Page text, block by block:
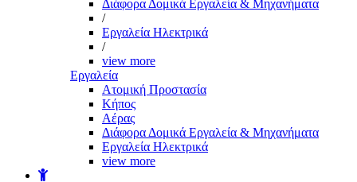
Διάφορα Δομικά Εργαλεία & Μηχανήματα
/
Εργαλεία Ηλεκτρικά
/
view more
Εργαλεία
Aτομική Προστασία
Kήπος
Αέρας
Διάφορα Δομικά Εργαλεία & Μηχανήματα
Εργαλεία Ηλεκτρικά
view more